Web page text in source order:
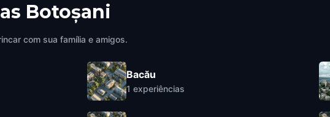
Botoșani
com sua família e amigos.
Bacău
1 experiências